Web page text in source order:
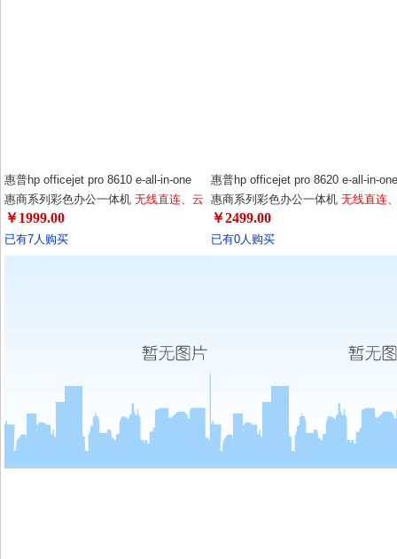
惠普hp officejet pro 8610 e-all-in-one
惠商系列彩色办公一体机 无线直连、云
打印！月打印负荷30000页，大触屏，
自动纠斜，去斜影印边框，打印成本低
廉！
￥1999.00
已有7人购买
惠普hp officejet pro 8620 e-all-in-one
惠商系列彩色办公一体机 无线直连
打印！月打印负荷30000页，大触屏
自动纠斜，去斜影印边框，打印成
廉！
￥2499.00
已有0人购买